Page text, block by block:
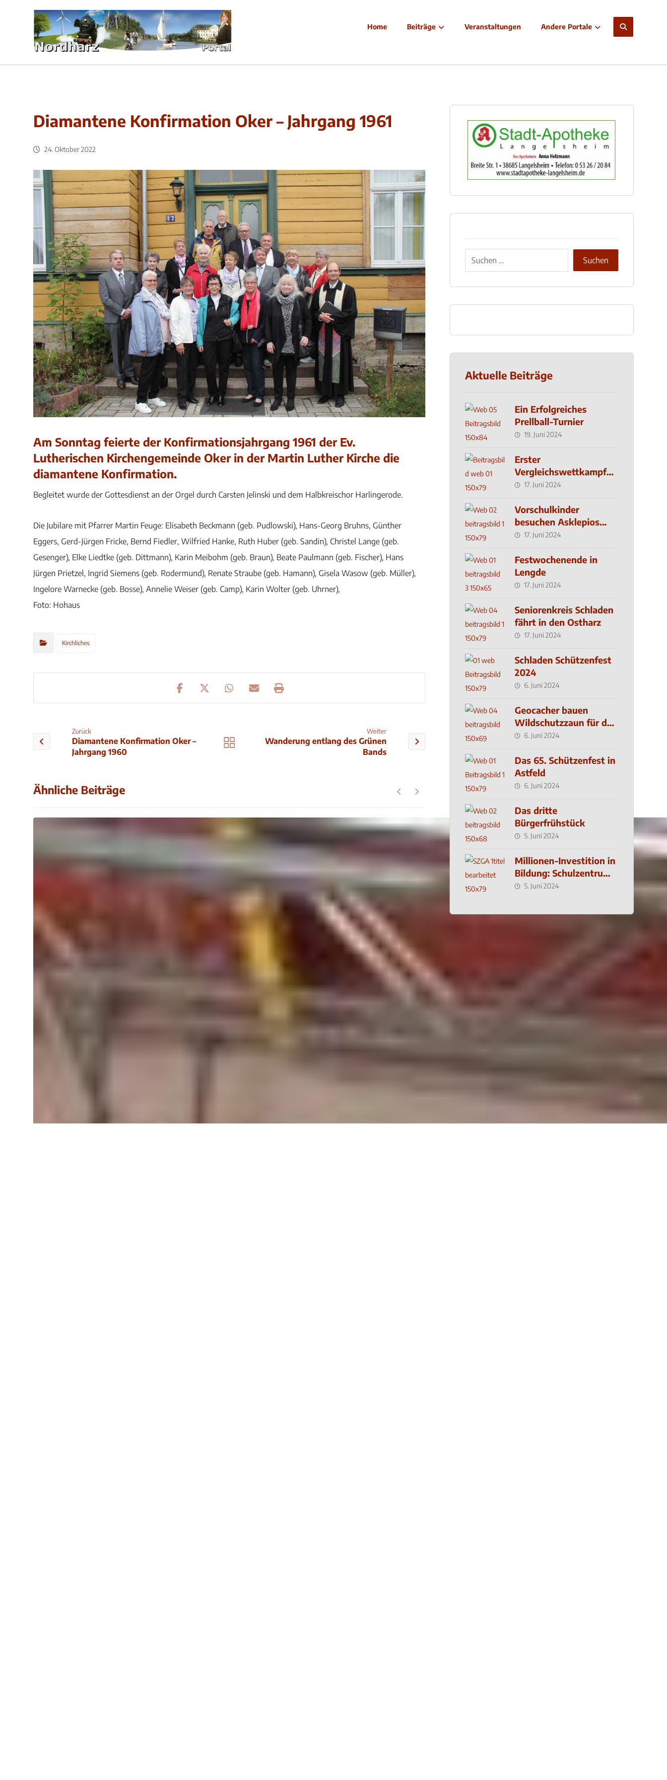
Home Beiträge Veranstaltungen Andere Portale
Diamantene Konfirmation Oker – Jahrgang 1961
24. Oktober 2022
Am Sonntag feierte der Konfirmationsjahrgang 1961 der Ev.
Lutherischen Kirchengemeinde Oker in der Martin Luther Kirche die
diamantene Konfirmation.
Begleitet wurde der Gottesdienst an der Orgel durch Carsten Jelinski und dem Halbkreischor Harlingerode.
Die Jubilare mit Pfarrer Martin Feuge: Elisabeth Beckmann (geb. Pudlowski), Hans-Georg Bruhns, Günther
Eggers, Gerd-Jürgen Fricke, Bernd Fiedler, Wilfried Hanke, Ruth Huber (geb. Sandin), Christel Lange (geb.
Gesenger), Elke Liedtke (geb. Dittmann), Karin Meibohm (geb. Braun), Beate Paulmann (geb. Fischer), Hans
Jürgen Prietzel, Ingrid Siemens (geb. Rodermund), Renate Straube (geb. Hamann), Gisela Wasow (geb. Müller),
Ingelore Warnecke (geb. Bosse), Annelie Weiser (geb. Camp), Karin Wolter (geb. Uhrner),
Foto: Hohaus
Kirchliches
Zurück
Diamantene Konfirmation Oker –
Jahrgang 1960
Weiter
Wanderung entlang des Grünen
Bands
Ähnliche Beiträge
Aktuelle Beiträge
Ein Erfolgreiches
Prellball-Turnier
19. Juni 2024
Erster
Vergleichswettkampf
seit 2019
17. Juni 2024
Vorschulkinder
besuchen Asklepios
Klinik
17. Juni 2024
Festwochenende in
Lengde
17. Juni 2024
Seniorenkreis Schladen
fährt in den Ostharz
17. Juni 2024
Schladen Schützenfest
2024
6. Juni 2024
Geocacher bauen
Wildschutzzaun für den
MachMit! Wald
6. Juni 2024
Das 65. Schützenfest in
Astfeld
6. Juni 2024
Das dritte
Bürgerfrühstück
5. Juni 2024
Millionen-Investition in
Bildung: Schulzentrum-
Neubau
5. Juni 2024